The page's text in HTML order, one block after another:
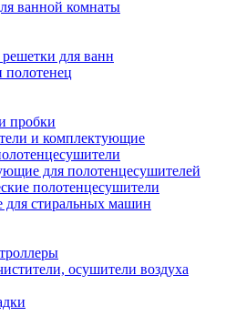
ванной комнаты
для ванн
полотенец
пробки
и комплектующие
для полотенцесушителей
полотенцесушители
стиральных машин
осушители воздуха